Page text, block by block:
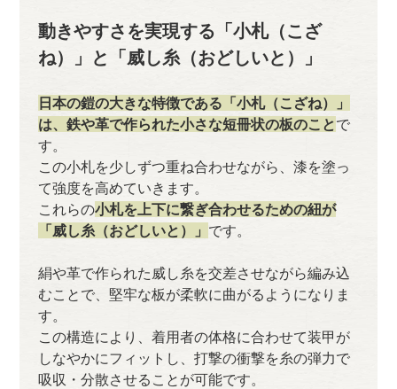
動きやすさを実現する「小札（こざ
ね）」と「威し糸（おどしいと）」
日本の鎧の大きな特徴である「小札（こざね）」
は、鉄や革で作られた小さな短冊状の板のことで
す。
この小札を少しずつ重ね合わせながら、漆を塗っ
て強度を高めていきます。
これらの小札を上下に繋ぎ合わせるための紐が
「威し糸（おどしいと）」 です。
絹や革で作られた威し糸を交差させながら編み込
むことで、堅牢な板が柔軟に曲がるようになりま
す。
この構造により、着用者の体格に合わせて装甲が
しなやかにフィットし、打撃の衝撃を糸の弾力で
吸収・分散させることが可能です。